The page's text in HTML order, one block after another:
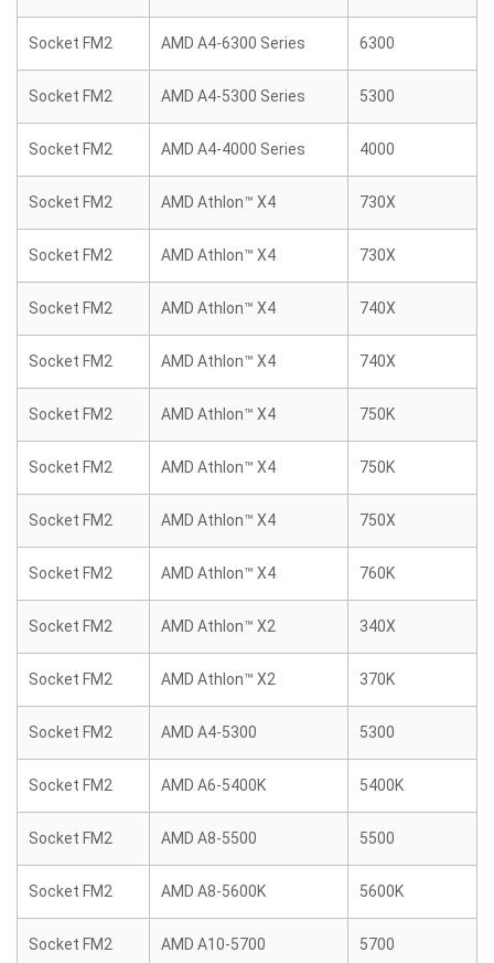
Socket FM2 AMD A4-6300 Series 6300
Socket FM2 AMD A4-5300 Series 5300
Socket FM2 AMD A4-4000 Series 4000
Socket FM2 AMD Athlon™ X4 730X
Socket FM2 AMD Athlon™ X4 730X
Socket FM2 AMD Athlon™ X4 740X
Socket FM2 AMD Athlon™ X4 740X
Socket FM2 AMD Athlon™ X4 750K
Socket FM2 AMD Athlon™ X4 750K
Socket FM2 AMD Athlon™ X4 750X
Socket FM2 AMD Athlon™ X4 760K
Socket FM2 AMD Athlon™ X2 340X
Socket FM2 AMD Athlon™ X2 370K
Socket FM2 AMD A4-5300 5300
Socket FM2 AMD A6-5400K 5400K
Socket FM2 AMD A8-5500 5500
Socket FM2 AMD A8-5600K 5600K
Socket FM2 AMD A10-5700 5700